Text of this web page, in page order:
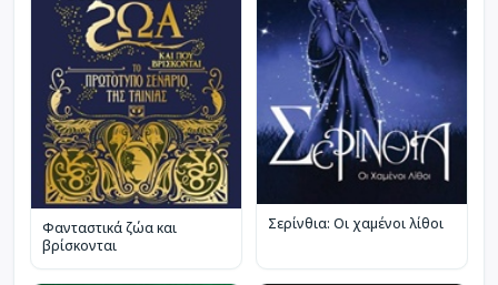
Φανταστικά ζώα και
βρίσκονται
Σερίνθια: Οι χαμένοι λίθοι